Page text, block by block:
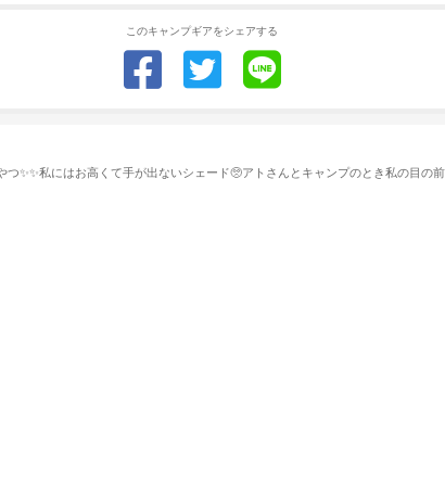
このキャンプギアをシェアする
つ✨✨私にはお高くて手が出ないシェード🥺アトさんとキャンプのとき私の目の